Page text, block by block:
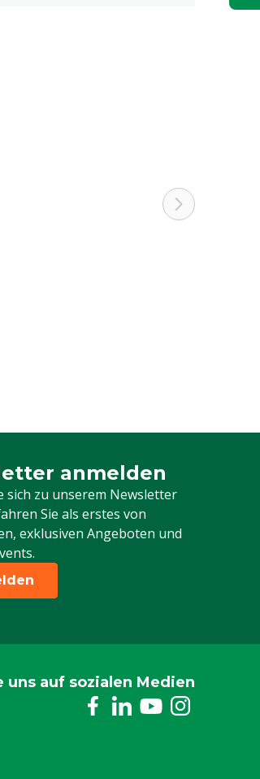
anmelden
sich zu unserem Newsletter
Sie als erstes von
exklusiven Angeboten und
sich für unseren Newsletter
uns auf sozialen Medien